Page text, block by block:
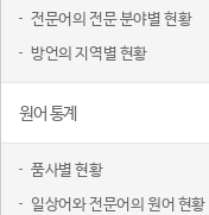
전문어의 전문 분야별 현황
방언의 지역별 현황
원어 통계
품사별 현황
일상어와 전문어의 원어 현황